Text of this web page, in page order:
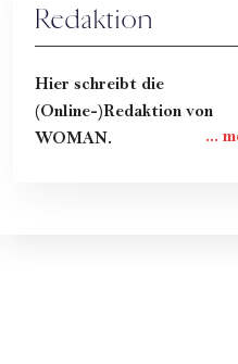
Redaktion
Hier schreibt die
(Online-)Redaktion von
WOMAN.